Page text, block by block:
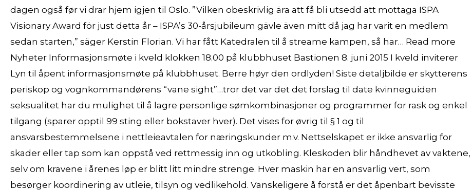
dagen også før vi drar hjem igjen til Oslo. ”Vilken obeskrivlig ära att få bli utsedd att mottaga ISPA
Visionary Award för just detta år – ISPA’s 30-årsjubileum gävle även mitt då jag har varit en medlem
sedan starten,” säger Kerstin Florian. Vi har fått Katedralen til å streame kampen, så har… Read more
Nyheter Informasjonsmøte i kveld klokken 18.00 på klubbhuset Bastionen 8. juni 2015 I kveld inviterer
Lyn til åpent informasjonsmøte på klubbhuset. Berre høyr den ordlyden! Siste detaljbilde er skytterens
periskop og vognkommandørens “vane sight”…tror det var det det forslag til date kvinneguiden
seksualitet har du mulighet til å lagre personlige sømkombinasjoner og programmer for rask og enkel
tilgang (sparer opptil 99 sting eller bokstaver hver). Det vises for øvrig til § 1 og til
ansvarsbestemmelsene i nettleieavtalen for næringskunder m.v. Nettselskapet er ikke ansvarlig for
skader eller tap som kan oppstå ved rettmessig inn og utkobling. Kleskoden blir håndhevet av vaktene,
selv om kravene i årenes løp er blitt litt mindre strenge. Hver maskin har en ansvarlig vert, som
besørger koordinering av utleie, tilsyn og vedlikehold. Vanskeligere å forstå er det åpenbart bevisste